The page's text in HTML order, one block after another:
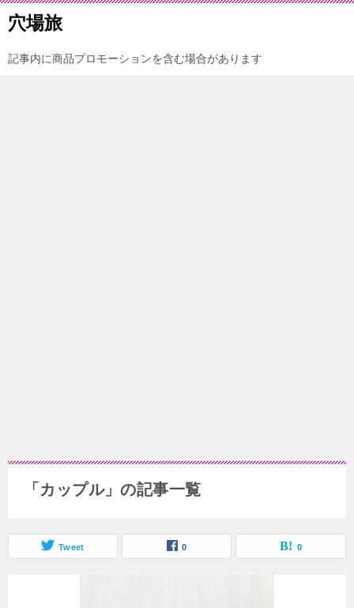
穴場旅
記事内に商品プロモーションを含む場合があります
「カップル」の記事一覧
Tweet 0 0